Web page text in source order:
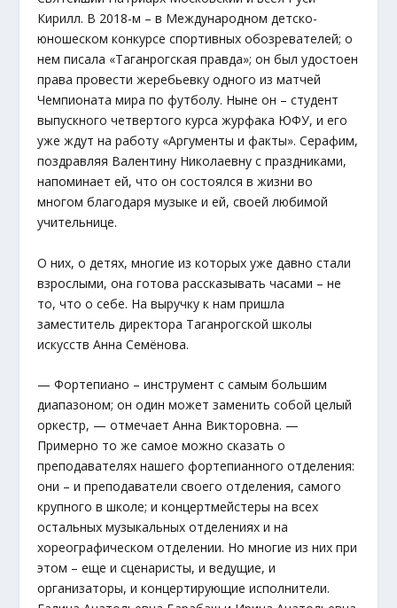
Кирилл. В 2018-м – в Международном детско-
юношеском конкурсе спортивных обозревателей; о
нем писала «Таганрогская правда»; он был удостоен
права провести жеребьевку одного из матчей
Чемпионата мира по футболу. Ныне он – студент
выпускного четвертого курса журфака ЮФУ, и его
уже ждут на работу «Аргументы и факты». Серафим,
поздравляя Валентину Николаевну с праздниками,
напоминает ей, что он состоялся в жизни во
многом благодаря музыке и ей, своей любимой
учительнице.
О них, о детях, многие из которых уже давно стали
взрослыми, она готова рассказывать часами – не
то, что о себе. На выручку к нам пришла
заместитель директора Таганрогской школы
искусств Анна Семёнова.
— Фортепиано – инструмент с самым большим
диапазоном; он один может заменить собой целый
оркестр, — отмечает Анна Викторовна. —
Примерно то же самое можно сказать о
преподавателях нашего фортепианного отделения:
они – и преподаватели своего отделения, самого
крупного в школе; и концертмейстеры на всех
остальных музыкальных отделениях и на
хореографическом отделении. Но многие из них при
этом – еще и сценаристы, и ведущие, и
организаторы, и концертирующие исполнители.